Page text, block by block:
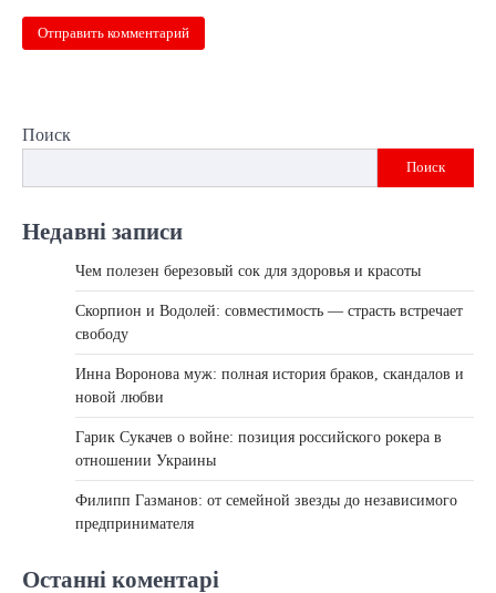
Поиск
Поиск
Недавні записи
Чем полезен березовый сок для здоровья и красоты
Скорпион и Водолей: совместимость — страсть встречает
свободу
Инна Воронова муж: полная история браков, скандалов и
новой любви
Гарик Сукачев о войне: позиция российского рокера в
отношении Украины
Филипп Газманов: от семейной звезды до независимого
предпринимателя
Останні коментарі